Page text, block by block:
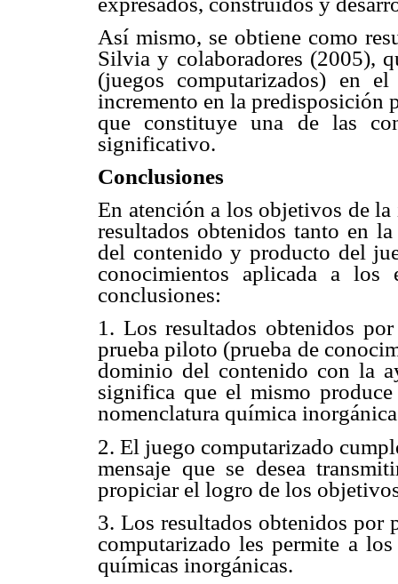
Así mismo, se obtiene como
Silvia y colaboradores (2005),
(juegos computarizados) en
incremento en la predisposición
que constituye una de las
significativo.
Conclusiones
En atención a los objetivos de
resultados obtenidos tanto en
del contenido y producto del
conocimientos aplicada a los
conclusiones:
1. Los resultados obtenidos
prueba piloto (prueba de
dominio del contenido con la
significa que el mismo
nomenclatura química
2. El juego computarizado
mensaje que se desea
propiciar el logro de los
3. Los resultados obtenidos por
computarizado les permite a
químicas inorgánicas.